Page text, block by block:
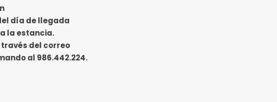
día de llegada
la estancia.
del correo
al 986.442.224.